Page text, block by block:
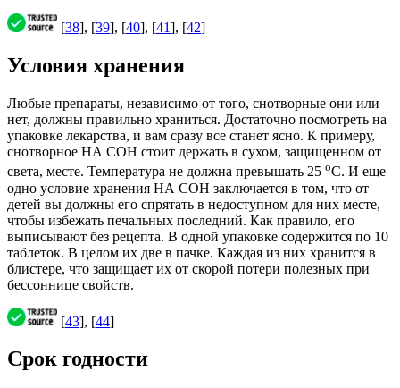
[38], [39], [40], [41], [42]
Условия хранения
Любые препараты, независимо от того, снотворные они или
нет, должны правильно храниться. Достаточно посмотреть на
упаковке лекарства, и вам сразу все станет ясно. К примеру,
снотворное НА СОН стоит держать в сухом, защищенном от
света, месте. Температура не должна превышать 25 oС. И еще
одно условие хранения НА СОН заключается в том, что от
детей вы должны его спрятать в недоступном для них месте,
чтобы избежать печальных последний. Как правило, его
выписывают без рецепта. В одной упаковке содержится по 10
таблеток. В целом их две в пачке. Каждая из них хранится в
блистере, что защищает их от скорой потери полезных при
бессоннице свойств.
[43], [44]
Срок годности